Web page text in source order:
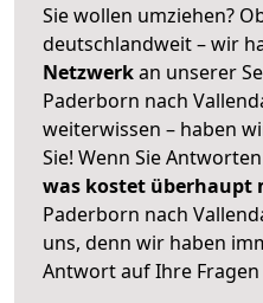
Sie wollen umziehen?
deutschlandweit – wir
Netzwerkan unserer
Paderborn nach
weiterwissen – haben
Sie! Wenn Sie
was kostet überhaupt
Paderborn nach
uns, denn wir haben
Antwort auf Ihre